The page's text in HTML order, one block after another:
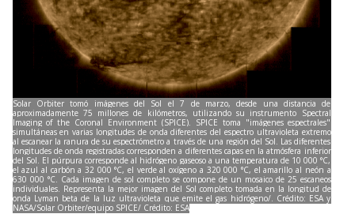
Solar Orbiter tomó imágenes del Sol el 7 de marzo, desde una distancia de
aproximadamente 75 millones de kilómetros, utilizando su instrumento Spectral
Imaging of the Coronal Environment (SPICE). SPICE toma "imágenes espectrales"
simultáneas en varias longitudes de onda diferentes del espectro ultravioleta extremo
al escanear la ranura de su espectrómetro a través de una región del Sol. Las diferentes
longitudes de onda registradas corresponden a diferentes capas en la atmósfera inferior
del Sol. El púrpura corresponde al hidrógeno gaseoso a una temperatura de 10 000 °C,
el azul al carbón a 32 000 °C, el verde al oxígeno a 320 000 °C, el amarillo al neón a
630 000 °C. Cada imagen de sol completo se compone de un mosaico de 25 escaneos
individuales. Representa la mejor imagen del Sol completo tomada en la longitud de
onda Lyman beta de la luz ultravioleta que emite el gas hidrógeno/. Crédito: ESA y
NASA/Solar Orbiter/equipo SPICE/ Crédito: ESA